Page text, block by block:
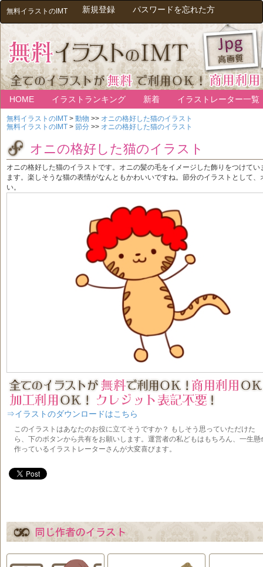
無料イラストのIMT 新規登録 パスワードを忘れた方
HOME イラストランキング 新着 イラストレーター一覧
無料イラストのIMT > 動物 >> オニの格好した猫のイラスト
無料イラストのIMT > 節分 >> オニの格好した猫のイラスト
オニの格好した猫のイラスト
オニの格好した猫のイラストです。オニの髪の毛をイメージした飾りをつけて
ます。楽しそうな猫の表情がなんともかわいいですね。節分のイラストとして
い。
⇒イラストのダウンロードはこちら